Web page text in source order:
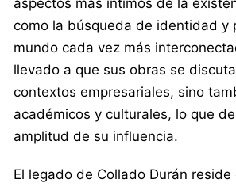
como la búsqueda de identidad y
mundo cada vez más
llevado a que sus obras se
contextos empresariales, sino
académicos y culturales, lo que
amplitud de su influencia.
El legado de Collado Durán